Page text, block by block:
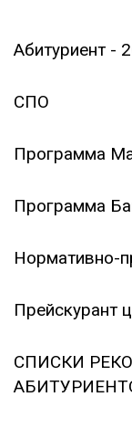
Абитуриент -
СПО
Программа
Программа
Нормативно-
Прейскурант
СПИСКИ